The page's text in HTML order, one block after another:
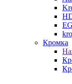
Кромка